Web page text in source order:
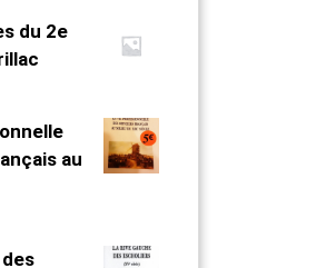
du 2e
au